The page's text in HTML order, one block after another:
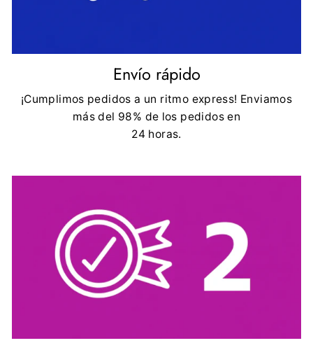
Envío rápido
¡Cumplimos pedidos a un ritmo express! Enviamos
más del 98% de los pedidos en
24 horas.